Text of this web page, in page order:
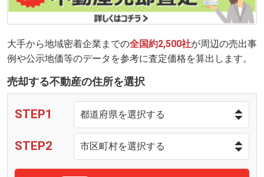
大手から地域密着企業までの全国約2,500社が周辺の売出事
例や公示地価等のデータを参考に査定価格を算出します。
売却する不動産の住所を選択
STEP1
STEP2